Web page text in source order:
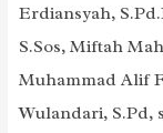
Erdiansyah,
S.Sos, Miftah
Muhammad Alif
Wulandari, S.Pd,